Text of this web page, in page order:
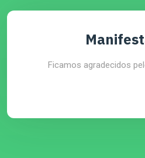
Ficamos agradecidos